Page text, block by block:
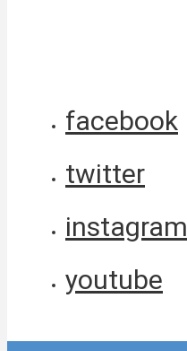
facebook
twitter
instagram
youtube